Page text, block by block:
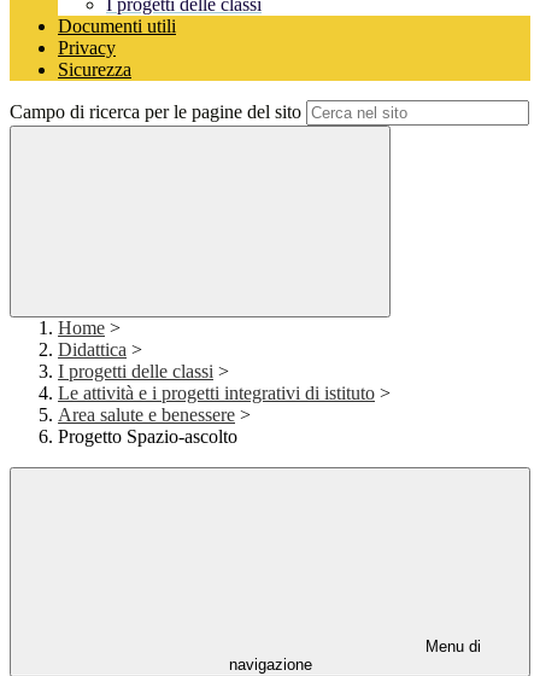
I progetti delle classi
Documenti utili
Privacy
Sicurezza
Campo di ricerca per le pagine del sito
Home >
Didattica >
I progetti delle classi >
Le attività e i progetti integrativi di istituto >
Area salute e benessere >
Progetto Spazio-ascolto
Menu di
navigazione